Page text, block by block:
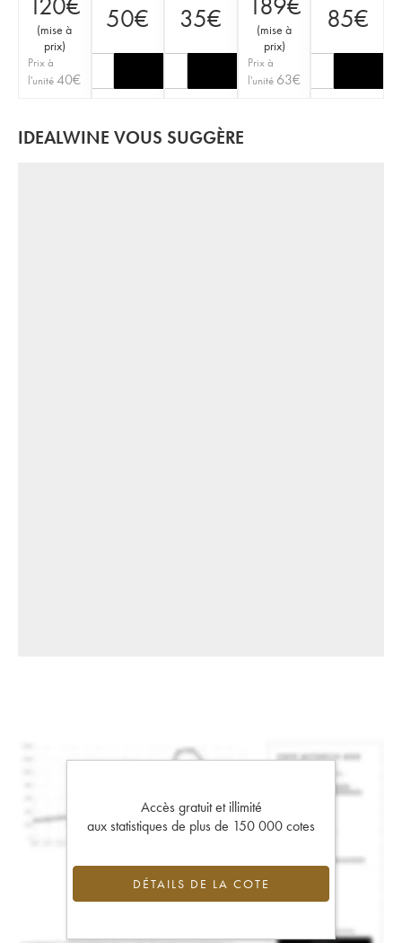
(mise à
prix)
Prix à
l'unité40€
50€ 35€ (mise à
prix)
Prix à
l'unité 63€
85€
IDEALWINE VOUS SUGGÈRE
Accès gratuit et illimité
aux statistiques de plus de 150 000 cotes
DÉTAILS DE LA COTE